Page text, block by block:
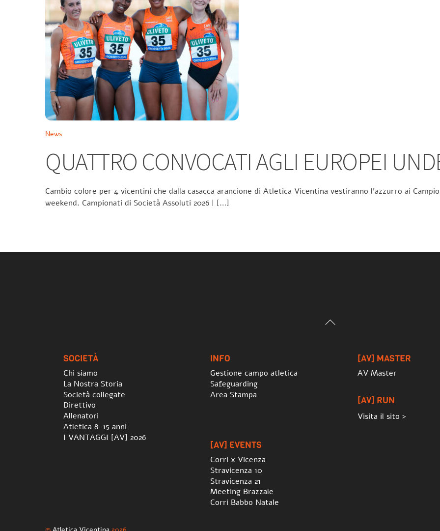
News
QUATTRO CONVOCATI AGLI EUROPEI
Cambio colore per 4 vicentini che dalla casacca arancione di Atletica Vicentina vestiranno l’azzurro ai
weekend. Campionati di Società Assoluti 2026 | […]
Back
SOCIETÀ
Chi siamo
La Nostra Storia
Società collegate
Direttivo
Allenatori
Atletica 8-15 anni
I VANTAGGI [AV] 2026
INFO
Gestione campo atletica
Safeguarding
Area Stampa
[AV] MASTER
AV Master
[AV] RUN
Visita il sito >
[AV] EVENTS
Corri x Vicenza
Stravicenza 10
Stravicenza 21
Meeting Brazzale
Corri Babbo Natale